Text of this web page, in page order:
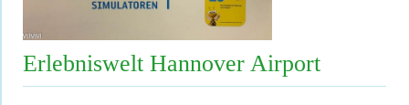
Erlebniswelt Hannover Airport